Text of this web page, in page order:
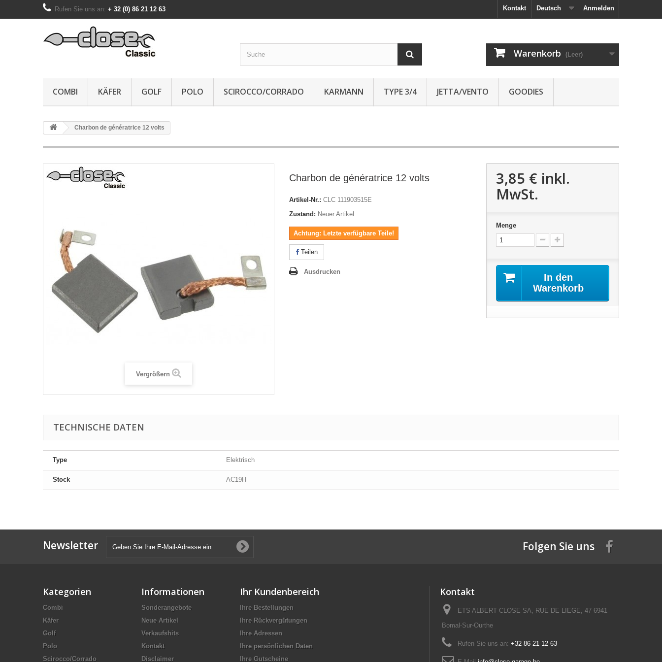
Anmelden
Deutsch
Kontakt
Rufen Sie uns an: + 32 (0) 86 21 12 63
Warenkorb (Leer)
COMBI KÄFER GOLF POLO SCIROCCO/CORRADO KARMANN TYPE 3/4 JETTA/VENTO GOODIES
Charbon de génératrice 12 volts
Vergrößern
Charbon de génératrice 12 volts
Artikel-Nr.: CLC 111903515E
Zustand: Neuer Artikel
Achtung: Letzte verfügbare Teile!
Teilen
Ausdrucken
3,85 € inkl.
MwSt.
Menge
In den
Warenkorb
TECHNISCHE DATEN
Type Elektrisch
Stock AC19H
Newsletter Folgen Sie uns
Kategorien
Combi
Käfer
Golf
Polo
Scirocco/Corrado
Informationen
Sonderangebote
Neue Artikel
Verkaufshits
Kontakt
Disclaimer
Ihr Kundenbereich
Ihre Bestellungen
Ihre Rückvergütungen
Ihre Adressen
Ihre persönlichen Daten
Ihre Gutscheine
Kontakt
ETS ALBERT CLOSE SA, RUE DE LIEGE, 47 6941
Bomal-Sur-Ourthe
Rufen Sie uns an: +32 86 21 12 63